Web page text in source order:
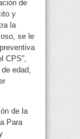
de
y
la
se le
CPS”,
de edad,
de la
Para